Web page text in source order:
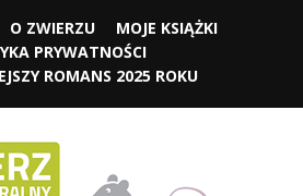
O ZWIERZU
MOJE KSIĄŻKI
PRYWATNOŚCI
ROMANS 2025 ROKU